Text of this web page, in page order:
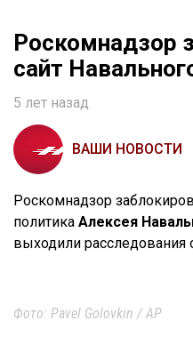
Роскомнадзор
сайт
5 лет назад
ВАШИ НОВОСТИ
Роскомнадзор
политика Алексея
выходили расследования
Фото: Pavel Golovkin / AP